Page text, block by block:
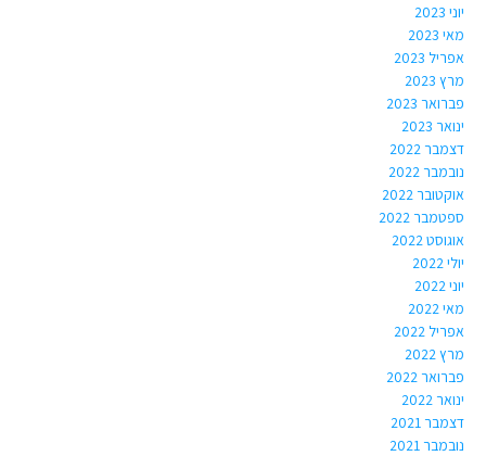
יוני 2023
מאי 2023
אפריל 2023
מרץ 2023
פברואר 2023
ינואר 2023
דצמבר 2022
נובמבר 2022
אוקטובר 2022
ספטמבר 2022
אוגוסט 2022
יולי 2022
יוני 2022
מאי 2022
אפריל 2022
מרץ 2022
פברואר 2022
ינואר 2022
דצמבר 2021
נובמבר 2021